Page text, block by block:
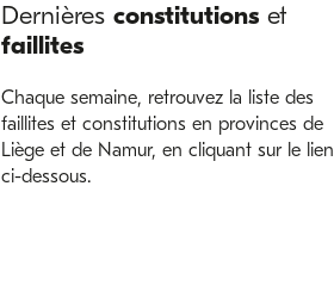
Dernières constitutionset
faillites
Chaque semaine, retrouvez la liste des
faillites et constitutions en provinces de
Liège et de Namur, en cliquant sur le lien
ci-dessous.